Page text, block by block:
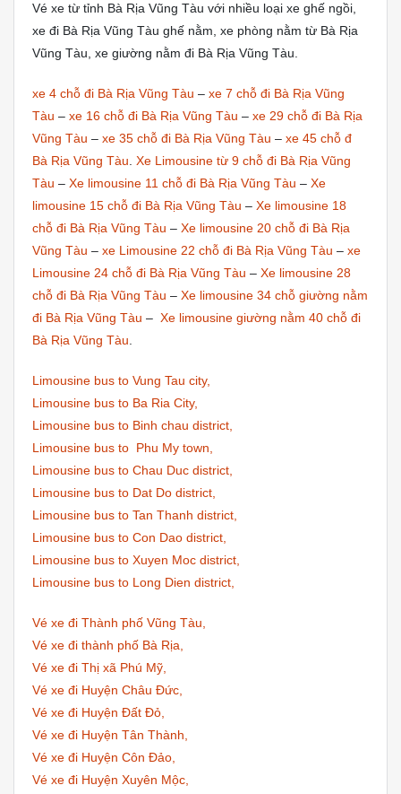
Vé xe từ tỉnh Bà Rịa Vũng Tàu với nhiều loại xe ghế ngồi,
xe đi Bà Rịa Vũng Tàu ghế nằm, xe phòng nằm từ Bà Rịa
Vũng Tàu, xe giường nằm đi Bà Rịa Vũng Tàu.
xe 4 chỗ đi Bà Rịa Vũng Tàu – xe 7 chỗ đi Bà Rịa Vũng
Tàu – xe 16 chỗ đi Bà Rịa Vũng Tàu – xe 29 chỗ đi Bà Rịa
Vũng Tàu – xe 35 chỗ đi Bà Rịa Vũng Tàu – xe 45 chỗ đ
Bà Rịa Vũng Tàu Xe Limousine từ 9 chỗ đi Bà Rịa Vũng
Tàu – Xe limousine 11 chỗ đi Bà Rịa Vũng Tàu – Xe
limousine 15 chỗ đi Bà Rịa Vũng Tàu – Xe limousine 18
chỗ đi Bà Rịa Vũng Tàu – Xe limousine 20 chỗ đi Bà Rịa
Vũng Tàu – xe Limousine 22 chỗ đi Bà Rịa Vũng Tàu – xe
Limousine 24 chỗ đi Bà Rịa Vũng Tàu – Xe limousine 28
chỗ đi Bà Rịa Vũng Tàu – Xe limousine 34 chỗ giường nằm
đi Bà Rịa Vũng Tàu – Xe limousine giường nằm 40 chỗ đi
Bà Rịa Vũng Tàu
Limousine bus to Vung Tau city,
Limousine bus to Ba Ria City,
Limousine bus to Binh chau district,
Limousine bus to Phu My town,
Limousine bus to Chau Duc district,
Limousine bus to Dat Do district,
Limousine bus to Tan Thanh district,
Limousine bus to Con Dao district,
Limousine bus to Xuyen Moc district,
Limousine bus to Long Dien district,
Vé xe đi Thành phố Vũng Tàu,
Vé xe đi thành phố Bà Rịa,
Vé xe đi Thị xã Phú Mỹ,
Vé xe đi Huyện Châu Đức,
Vé xe đi Huyện Đất Đỏ,
Vé xe đi Huyện Tân Thành,
Vé xe đi Huyện Côn Đảo,
Vé xe đi Huyện Xuyên Mộc,